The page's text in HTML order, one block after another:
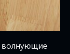
волнующие